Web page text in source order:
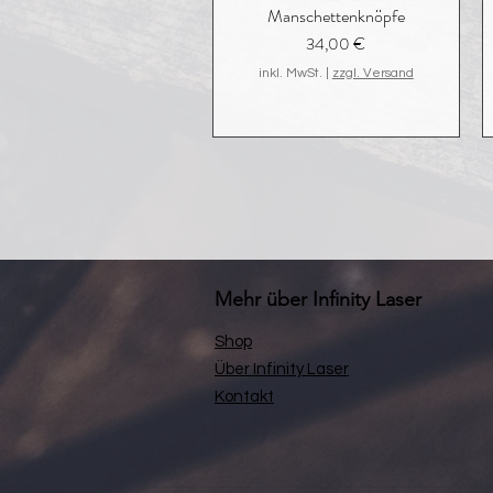
Manschettenknöpfe
Preis
34,00 €
inkl. MwSt. zzgl. Versand
Mehr über Infinity Laser
Shop
Über Infinity Laser
Kontakt